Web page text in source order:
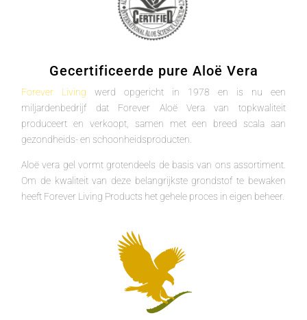
Gecertificeerde pure Aloë Vera
Forever Living werd opgericht in 1978 en is nu een
miljardenbedrijf dat Forever Aloë Vera van topkwaliteit
produceert en verkoopt, samen met een breed scala aan
gezondheids- en schoonheidsproducten.
Aloë vera gel vormt grotendeels de basis van ons assortiment.
Om de kwaliteit van deze belangrijkste grondstof te bewaken
heeft Forever Living Products het gehele proces in eigen beheer.